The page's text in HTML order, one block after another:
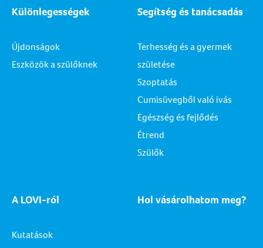
Különlegességek
Újdonságok
Eszközök a szülőknek
Segítség és tanácsadás
Terhesség és a gyermek
születése
Szoptatás
Cumisüvegből való ivás
Egészség és fejlődés
Étrend
Szülők
A LOVI-ról
Kutatások
Hol vásárolhatom meg?